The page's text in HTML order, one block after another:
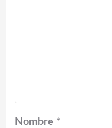
Nombre *